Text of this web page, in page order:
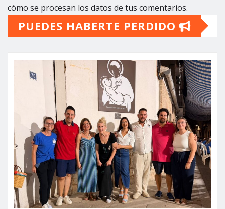
cómo se procesan los datos de tus comentarios.
PUEDES HABERTE PERDIDO